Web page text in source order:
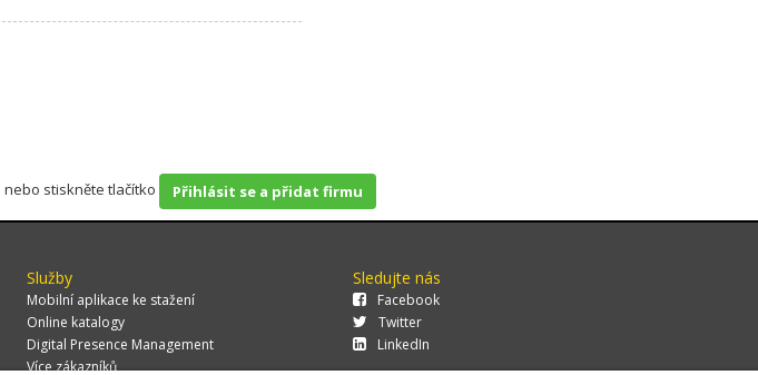
nebo stiskněte tlačítko Přihlásit se a přidat firmu
Služby
Mobilní aplikace ke stažení
Online katalogy
Digital Presence Management
Více zákazníků
Sledujte nás
Facebook
Twitter
LinkedIn